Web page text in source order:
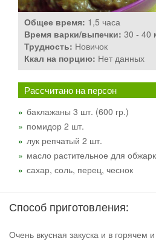
Общее время: 1,5 часа
Время варки/выпечки: 30 - 40
Трудность: Новичок
Ккал на порцию: Нет данных
Рассчитано на персон
баклажаны 3 шт. (600 гр.)
помидор 2 шт.
лук репчатый 2 шт.
масло растительное для
сахар, соль, перец, чеснок
Способ приготовления:
Очень вкусная закуска и в горячем